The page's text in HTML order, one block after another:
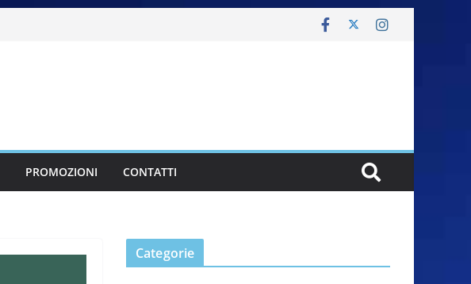
PROMOZIONI CONTATTI
Categorie